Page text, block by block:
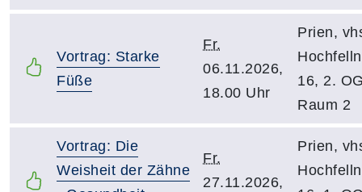
Vortrag: Starke
Füße
Fr.
06.11.2026,
18.00 Uhr
Prien,
16, 2.
Raum 2
Vortrag: Die
Weisheit der Zähne
Fr.
27.11.2026,
Prien,